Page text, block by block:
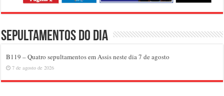
Sepultamentos do dia
B119 – Quatro sepultamentos em Assis neste dia 7 de agosto
7 de agosto de 2026